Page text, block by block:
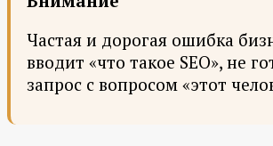
Частая и дорогая ошибка
вводит «что такое SEO», не
запрос с вопросом «этот